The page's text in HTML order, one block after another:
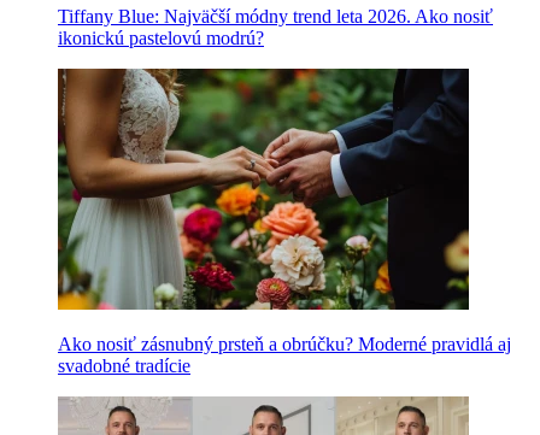
Tiffany Blue: Najväčší módny trend leta 2026. Ako nosiť
ikonickú pastelovú modrú?
Ako nosiť zásnubný prsteň a obrúčku? Moderné pravidlá aj
svadobné tradície